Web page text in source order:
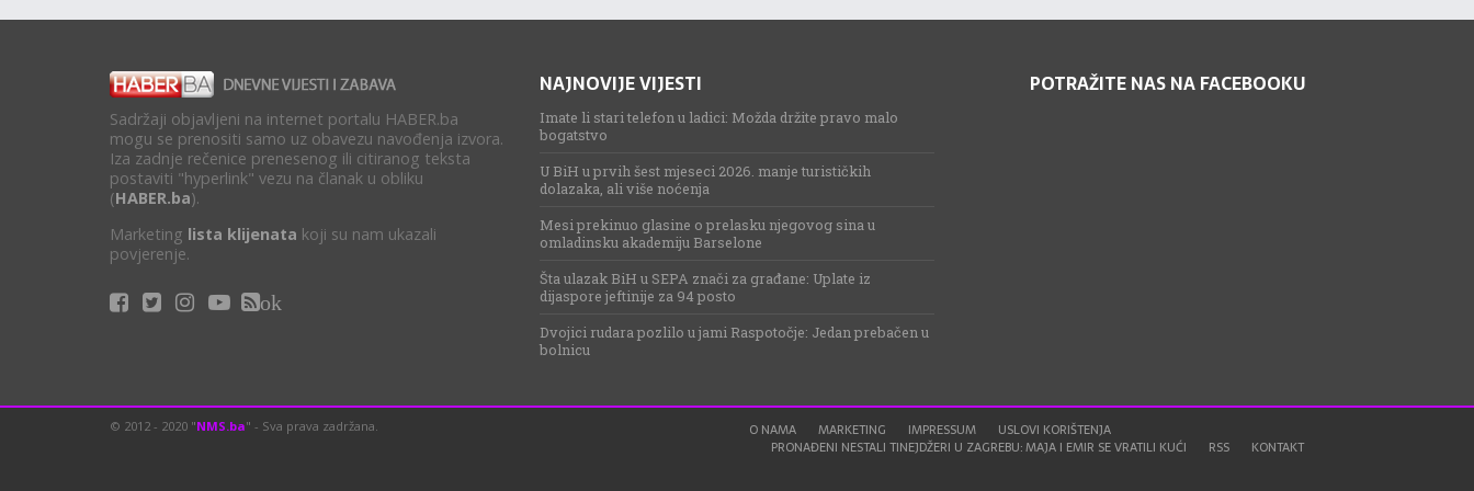
Sadržaji objavljeni na internet portalu HABER.ba
mogu se prenositi samo uz obavezu navođenja izvora.
Iza zadnje rečenice prenesenog ili citiranog teksta
postaviti "hyperlink" vezu na članak u obliku
(HABER.ba).
Marketing lista klijenata koji su nam ukazali
povjerenje.
ok
NAJNOVIJE VIJESTI
Imate li stari telefon u ladici: Možda držite pravo malo
bogatstvo
U BiH u prvih šest mjeseci 2026. manje turističkih
dolazaka, ali više noćenja
Mesi prekinuo glasine o prelasku njegovog sina u
omladinsku akademiju Barselone
Šta ulazak BiH u SEPA znači za građane: Uplate iz
dijaspore jeftinije za 94 posto
Dvojici rudara pozlilo u jami Raspotočje: Jedan prebačen u
bolnicu
POTRAŽITE NAS NA FACEBOOKU
O NAMA MARKETING IMPRESSUM
USLOVI KORIŠTENJA
PRONAĐENI NESTALI TINEJDŽERI U ZAGREBU: MAJA I EMIR SE VRATILI KUĆI
RSS KONTAKT
© 2012 - 2020 "NMS.ba" - Sva prava zadržana.